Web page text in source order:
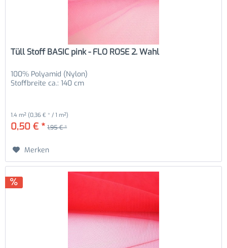
Tüll Stoff BASIC pink - FLO ROSE 2. Wahl
100% Polyamid (Nylon)
Stoffbreite ca.: 140 cm
1.4 m² (0,36 € * / 1 m²)
0,50 € * 1,95 € *
Merken